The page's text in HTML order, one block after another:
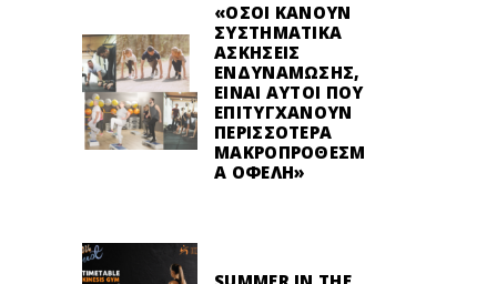
«ΌΣΟΙ ΚΆΝΟΥΝ
ΣΥΣΤΗΜΑΤΙΚΆ
ΑΣΚΉΣΕΙΣ
ΕΝΔΥΝΆΜΩΣΗΣ,
ΕΊΝΑΙ ΑΥΤΟΊ ΠΟΥ
ΕΠΙΤΥΓΧΆΝΟΥΝ
ΠΕΡΙΣΣΌΤΕΡΑ
ΜΑΚΡΟΠΡΌΘΕΣΜ
Α ΟΦΈΛΗ»